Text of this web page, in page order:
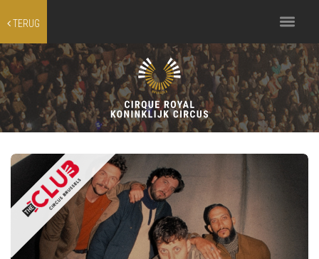
TERUG
Toggle
navigation